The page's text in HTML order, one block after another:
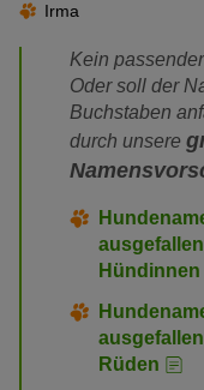
Irma
Kein
Oder soll der
Buchstaben
durch unsere
Hündinnen
Rüden